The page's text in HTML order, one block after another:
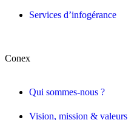
Services d’infogérance
Conex
Qui sommes-nous ?
Vision, mission & valeurs